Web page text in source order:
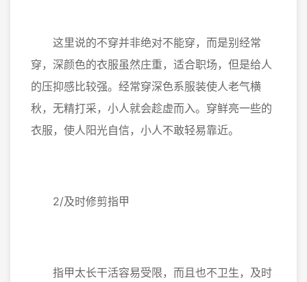
这里说的不穿并非绝对不能穿，而是别经常
穿，深颜色的衣服虽然庄重，适合职场，但是给人
的压抑感比较强。经常穿深色系服装使人老气横
秋，无精打采，小人就会趁虚而入。穿鲜亮一些的
衣服，使人阳光自信，小人不敢轻易靠近。
2/及时修剪指甲
指甲太长干活容易受限，而且也不卫生，及时